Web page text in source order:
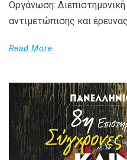
Οργάνωση:
αντιμετώπισης και
Read More